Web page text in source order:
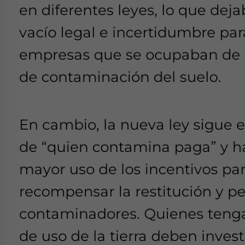
en diferentes leyes, lo que
vacío legal e incertidumbre
empresas que se ocupaban de
de contaminación del suelo.
En cambio, la nueva ley sigue
de “quien contamina paga” y
mayor uso de los incentivos
recompensar la restitución y
contaminadores. Quienes
de uso de la tierra deben